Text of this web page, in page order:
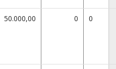
50.000,00 0 0